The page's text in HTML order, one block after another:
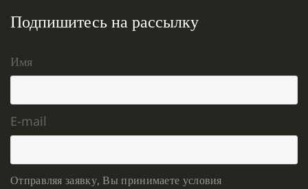
Подпишитесь на рассылку
Имя
E-mail
Отправляя заявку, Вы принимаете условия